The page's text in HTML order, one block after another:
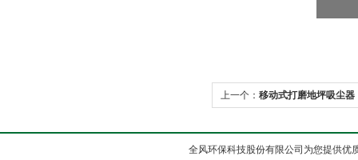
上一个： 移动式打磨地坪吸尘器
全风环保科技股份有限公司为您提供优